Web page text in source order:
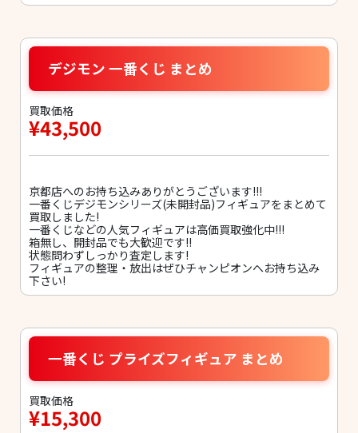
デジモン 一番くじ まとめ
買取価格
¥43,500
京都店へのお持ち込みありがとうございます!!!
一番くじデジモンシリーズ(未開封品)フィギュアをまとめて
買取しました!
一番くじなどの人気フィギュアは高価買取強化中!!!
箱無し、開封品でも大歓迎です!!
状態問わずしっかり査定します!
フィギュアの整理・放出はぜひチャンピオンへお持ち込み
下さい!
一番くじ プライズフィギュア まとめ
買取価格
¥15,300